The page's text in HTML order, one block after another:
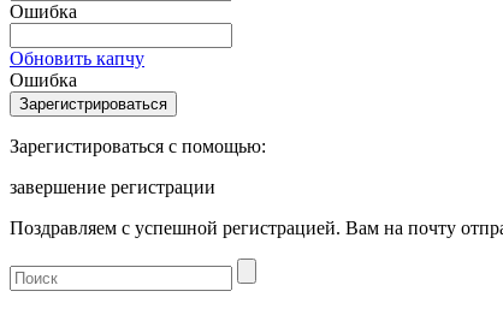
Ошибка
Обновить капчу
Ошибка
Зарегистироваться с помощью:
завершение регистрации
Поздравляем с успешной регистрацией. Вам на почту